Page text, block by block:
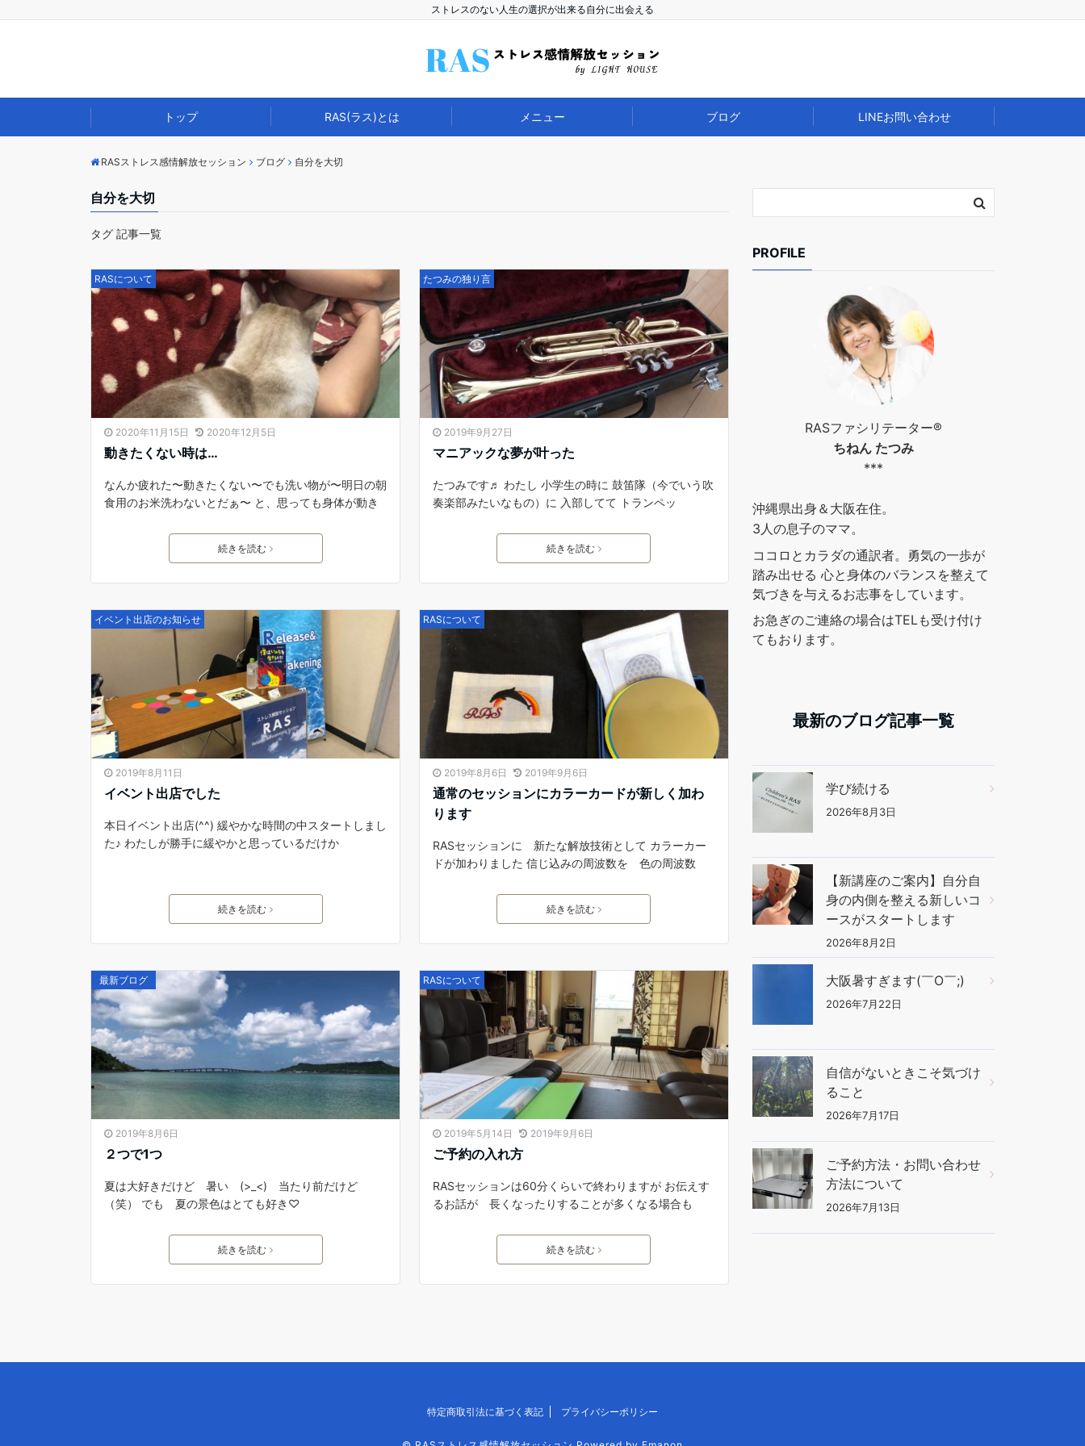
ストレスのない人生の選択が出来る自分に出会える
トップ RAS(ラス)とは メニュー ブログ LINEお問い合わせ
RASストレス感情解放セッション ブログ 自分を大切
自分を大切
タグ 記事一覧
RASについて
2020年11月15日 2020年12月5日
動きたくない時は…
なんか疲れた〜動きたくない〜でも洗い物が〜明日の朝
食用のお米洗わないとだぁ〜 と、思っても身体が動き
続きを読む
たつみの独り言
2019年9月27日
マニアックな夢が叶った
たつみです♬ わたし 小学生の時に 鼓笛隊（今でいう吹
奏楽部みたいなもの）に 入部してて トランペッ
続きを読む
イベント出店のお知らせ
2019年8月11日
イベント出店でした
本日イベント出店(^^) 緩やかな時間の中スタートしまし
た♪ わたしが勝手に緩やかと思っているだけか
続きを読む
RASについて
2019年8月6日 2019年9月6日
通常のセッションにカラーカードが新しく加わ
ります
RASセッションに 新たな解放技術として カラーカー
ドが加わりました 信じ込みの周波数を 色の周波数
続きを読む
最新ブログ
2019年8月6日
２つで1つ
夏は大好きだけど 暑い (>_<) 当たり前だけど
（笑） でも 夏の景色はとても好き♡
続きを読む
RASについて
2019年5月14日 2019年9月6日
ご予約の入れ方
RASセッションは60分くらいで終わりますが お伝えす
るお話が 長くなったりすることが多くなる場合も
続きを読む
PROFILE
RASファシリテーター®︎
ちねん たつみ
***
沖縄県出身＆大阪在住。
3人の息子のママ。
ココロとカラダの通訳者。勇気の一歩が
踏み出せる 心と身体のバランスを整えて
気づきを与えるお志事をしています。
お急ぎのご連絡の場合はTELも受け付け
てもおります。
最新のブログ記事一覧
学び続ける
2026年8月3日
【新講座のご案内】自分自
身の内側を整える新しいコ
ースがスタートします
2026年8月2日
大阪暑すぎます(￣O￣;)
2026年7月22日
自信がないときこそ気づけ
ること
2026年7月17日
ご予約方法・お問い合わせ
方法について
2026年7月13日
特定商取引法に基づく表記 プライバシーポリシー